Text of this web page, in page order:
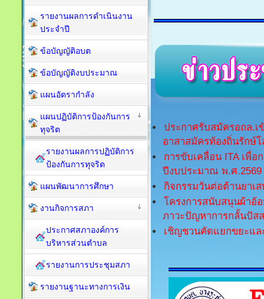
ประกาศรับสมัครอถล.เ
อาสาสมัครท้องถิ่นรักษ์
การขับเคลื่อน ITA เพื่อ
ปีงบประมาณ พ.ศ.2569
กิจกรรมวันต่อต้านยาเ
โครงการสนับสนุนผ้าอ้
ภาวะปัญหาการกลั้นปัส
เชิญชวนคัดแยกขยะแล
รายงานผลการดำเนินงาน
ประจำปี
ข้อบัญญัติอบต
ข้อบัญญัติงบประมาณ
แผนอัตรากำลัง
แผนปฏิบัติการป้องกันการ
ทุจริต
รายงานผลการปฏิบัติการ
ป้องกันการทุจริต
แผนพัฒนาการศึกษา
งานกิจการสภา
ประกาศสภาองค์การ
บริหารส่วนตำบล
รายงานการประชุมสภา
รายงานฐานะทางการเงิน